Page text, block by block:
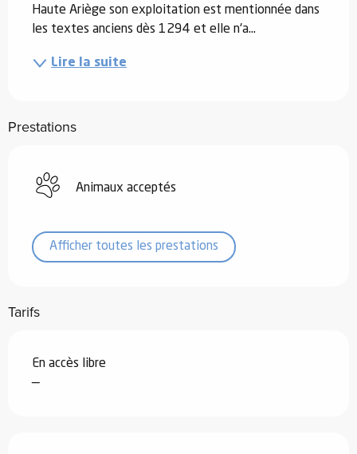
Haute Ariège son exploitation est mentionnée dans
les textes anciens dès 1294 et elle n'a...
Lire la suite
Prestations
Animaux acceptés
Afficher toutes les prestations
Tarifs
En accès libre
—